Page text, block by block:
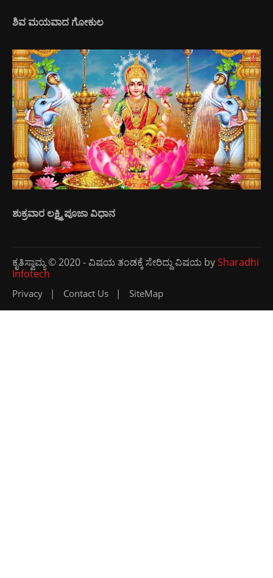
ಶಿವ ಮಯವಾದ ಗೋಕುಲ
ಶುಕ್ರವಾರ ಲಕ್ಷ್ಮಿ ಪೂಜಾ ವಿಧಾನ
ಕೃತಿಸ್ವಾಮ್ಯ © 2020 - ವಿಷಯ ತಂಡಕ್ಕೆ ಸೇರಿದ್ದು ವಿಷಯ bySharadhi
Infotech
Privacy Contact Us SiteMap